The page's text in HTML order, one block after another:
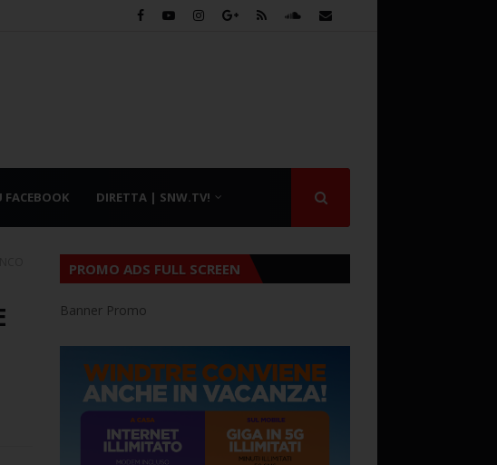
FACEBOOK DIRETTA | SNW.TV!
PROMO ADS FULL SCREEN
Banner Promo